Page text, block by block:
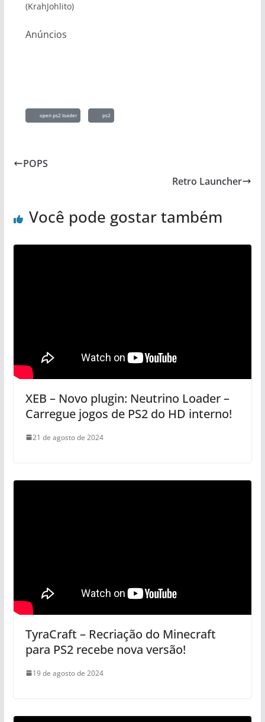
(KrahJohlito)
Anúncios
open ps2 loader ps2
POPS
Retro Launcher
Você pode gostar também
XEB – Novo plugin: Neutrino Loader –
Carregue jogos de PS2 do HD interno!
21 de agosto de 2024
TyraCraft – Recriação do Minecraft
para PS2 recebe nova versão!
19 de agosto de 2024